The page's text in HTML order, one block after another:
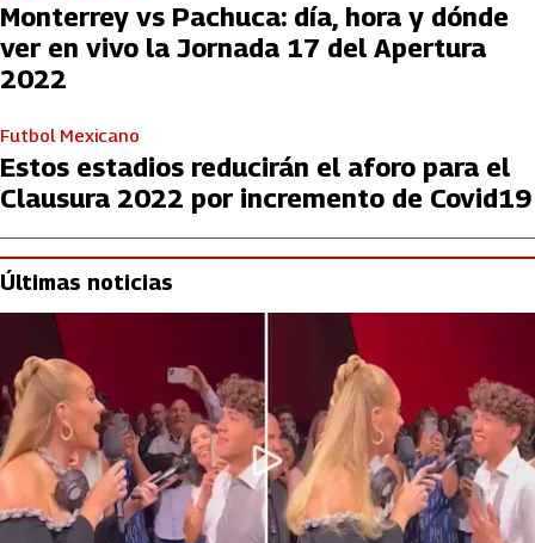
Monterrey vs Pachuca: día, hora y dónde
ver en vivo la Jornada 17 del Apertura
2022
Futbol Mexicano
Estos estadios reducirán el aforo para el
Clausura 2022 por incremento de Covid19
Últimas noticias